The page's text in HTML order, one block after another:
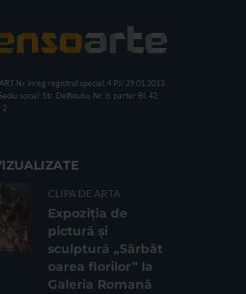
Nr inreg registrul special: 4 PJ/ 29.01.2013
Sediu social: Str. Delfinului, Nr. 6, parter Bl. 42,
2
CLIPA DE ARTA
Expoziția de
pictură și
sculptură „Sărbăt
oarea florilor” la
Galeria Romană